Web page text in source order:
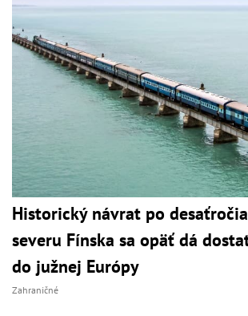
Historický návrat po
severu Fínska sa opäť dá
do južnej Európy
Zahraničné